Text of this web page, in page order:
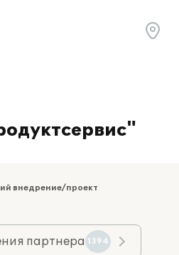
внедрение/проект
партнера 1394